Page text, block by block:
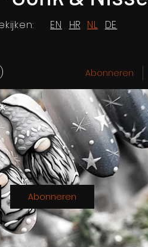
EN HR NL DE
Abonneren
Abonneren